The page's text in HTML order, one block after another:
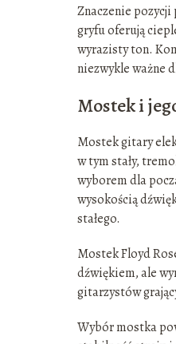
Znaczenie
gryfu oferują
wyrazisty ton.
niezwykle ważne
Mostek i
Mostek gitary
w tym stały,
wyborem dla
wysokością
stałego.
Mostek Floyd
dźwiękiem, ale
gitarzystów
Wybór mostka